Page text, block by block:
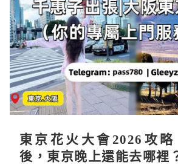
東京花火大會2026攻
後，東京晚上還能去哪裡